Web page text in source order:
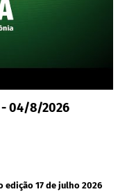
- 04/8/2026
edição 17 de julho 2026